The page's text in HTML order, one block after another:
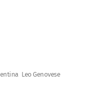
Leo Genovese